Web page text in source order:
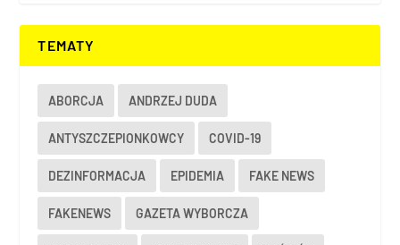
TEMATY
ABORCJA ANDRZEJ DUDA
ANTYSZCZEPIONKOWCY COVID-19
DEZINFORMACJA EPIDEMIA FAKE NEWS
FAKENEWS GAZETA WYBORCZA